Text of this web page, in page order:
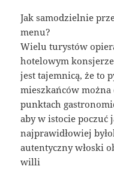
Jak samodzielnie
menu?
Wielu turystów
hotelowym
jest tajemnicą, że to
mieszkańców
punktach
aby w istocie poczuć
najprawidłowiej
autentyczny włoski
willi